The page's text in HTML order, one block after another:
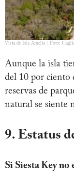
Vista de Isla Amelia | Foto:
Aunque la isla
del 10 por ciento
reservas de
natural se siente
9. Estatus
Si Siesta Key no